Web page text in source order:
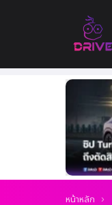
เรื่อง
ล่าสุด
คุณอยู่ที่นี่:
หน้าหลัก